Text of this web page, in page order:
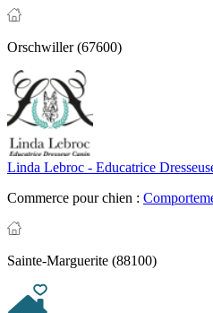
Orschwiller (67600)
Linda Lebroc - Educatrice
Commerce pour chien :
Sainte-Marguerite (88100)